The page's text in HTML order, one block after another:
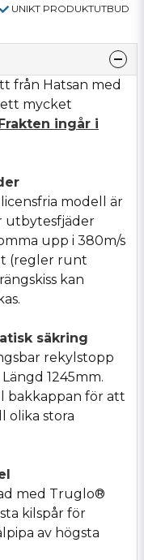
UNIKT PRODUKTUTBUD
från Hatsan med
mycket
ingår i
modell är
utbytesfjäder
upp i 380m/s
(regler runt
kan
säkring
rekylstopp
1245mm.
bakkappan för att
olika stora
med Truglo®
kilspår för
av högsta